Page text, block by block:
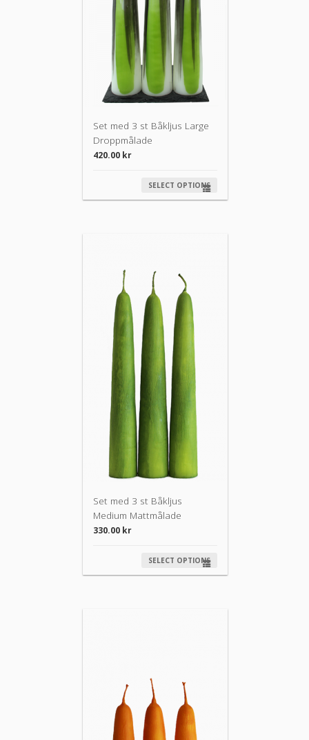
Set med 3 st Båkljus Large
Droppmålade
420.00 kr
SELECT OPTIONS
Set med 3 st Båkljus
Medium Mattmålade
330.00 kr
SELECT OPTIONS